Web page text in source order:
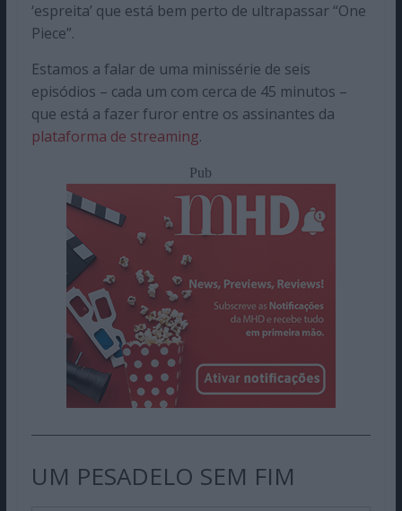
‘espreita’ que está bem perto de ultrapassar “One
Piece”.
Estamos a falar de uma minissérie de seis
episódios – cada um com cerca de 45 minutos –
que está a fazer furor entre os assinantes da
plataforma de streaming.
Pub
UM PESADELO SEM FIM